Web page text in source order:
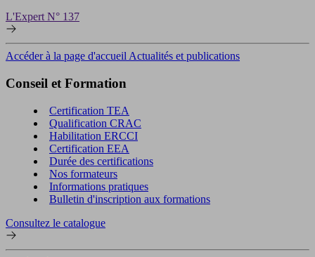
L'Expert N° 137
Accéder à la page d'accueil Actualités et publications
Conseil et Formation
Certification TEA
Qualification CRAC
Habilitation ERCCI
Certification EEA
Durée des certifications
Nos formateurs
Informations pratiques
Bulletin d'inscription aux formations
Consultez le catalogue